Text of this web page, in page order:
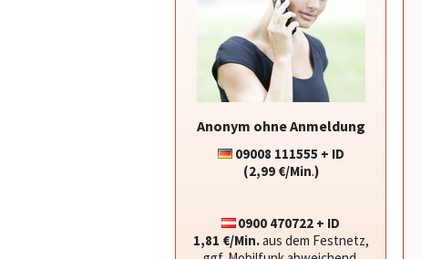
Anonym ohne Anmeldung
09008 111555 + ID
(2,99 €/Min.)
0900 470722 + ID
1,81 €/Min.aus dem Festnetz,